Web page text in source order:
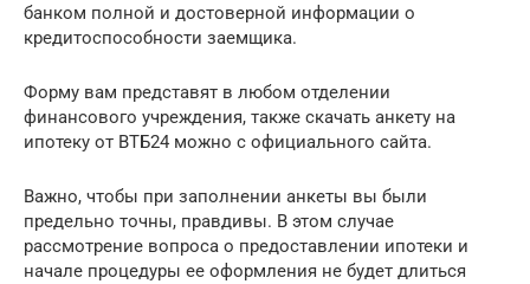
банком полной и достоверной информации о
кредитоспособности заемщика.
Форму вам представят в любом отделении
финансового учреждения, также скачать анкету на
ипотеку от ВТБ24 можно с официального сайта.
Важно, чтобы при заполнении анкеты вы были
предельно точны, правдивы. В этом случае
рассмотрение вопроса о предоставлении ипотеки и
начале процедуры ее оформления не будет длиться